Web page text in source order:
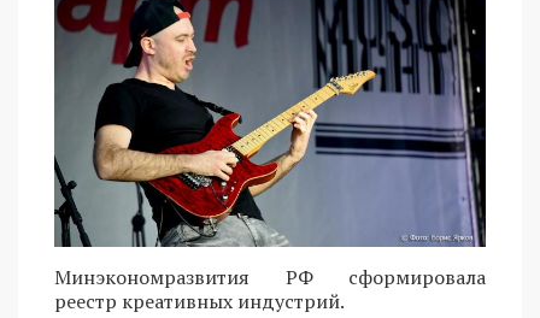
Минэкономразвития РФ сформировала
реестр креативных индустрий.